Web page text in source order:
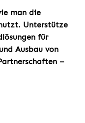
man die
Unterstütze
für
Ausbau von
–